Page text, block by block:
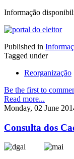
Informação
Published in
Tagged under
Reorganização
Be the first to
Read more...
Monday, 02 June
Consulta dos